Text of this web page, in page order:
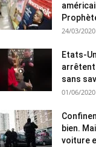
24/03/2020
Etats-
arrêtent
sans
01/06/2020
bien.
voiture